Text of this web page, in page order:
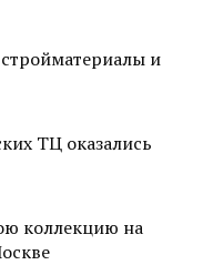
и
ТЦ оказались
коллекцию на